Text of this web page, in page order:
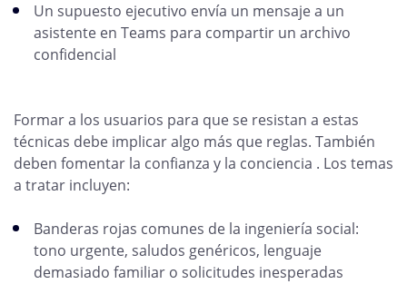
Un supuesto ejecutivo envía un mensaje a un
asistente en Teams para compartir un archivo
confidencial
Formar a los usuarios para que se resistan a estas
técnicas debe implicar algo más que reglas. También
deben fomentar la confianza y la conciencia . Los temas
a tratar incluyen:
Banderas rojas comunes de la ingeniería social:
tono urgente, saludos genéricos, lenguaje
demasiado familiar o solicitudes inesperadas